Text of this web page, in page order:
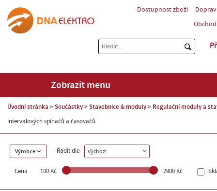
Dostupnost zboží
Zobrazit menu
Úvodní stránka Součástky Stavebnice & moduly Regulační moduly a
intervalových spínačů a časovačů
Výrobce Řadit dle Výchozí
Cena 100 Kč 2900 Kč